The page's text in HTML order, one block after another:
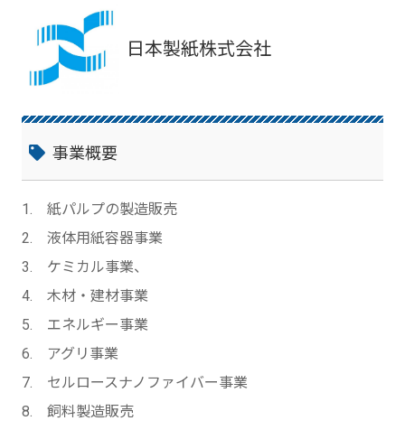
日本製紙株式会社
事業概要
1. 紙パルプの製造販売
2. 液体用紙容器事業
3. ケミカル事業、
4. 木材・建材事業
5. エネルギー事業
6. アグリ事業
7. セルロースナノファイバー事業
8. 飼料製造販売